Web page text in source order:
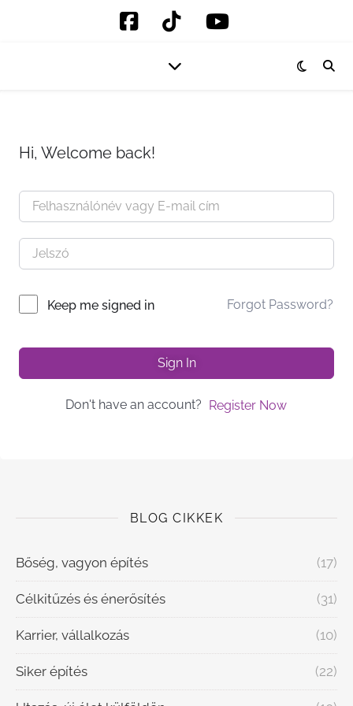
Hi, Welcome back!
Keep me signed in Forgot Password?
Sign In
Don't have an account? Register Now
BLOG CIKKEK
Bőség, vagyon építés (17)
Célkitűzés és énerősítés (31)
Karrier, vállalkozás (10)
Siker építés (22)